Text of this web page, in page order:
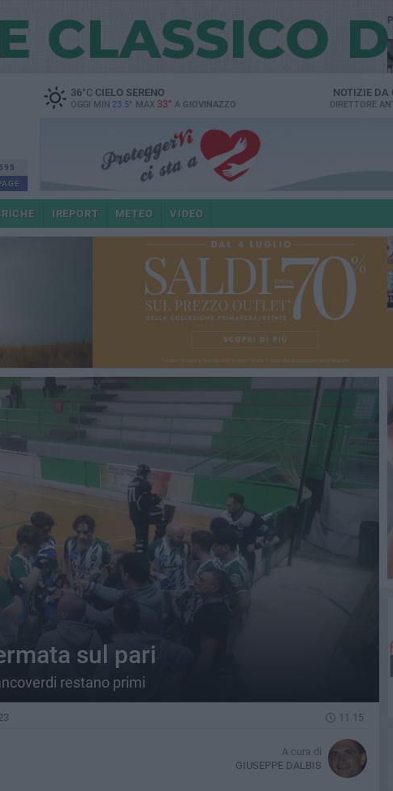
36°CCIELO SERENO
OGGI MIN 23.5° MAX 33° A GIOVINAZZO
NOTIZIE DA
DIRETTORE
IREPORT METEO VIDEO
sul pari
restano primi
11.15
A cura di
GIUSEPPE DALBIS